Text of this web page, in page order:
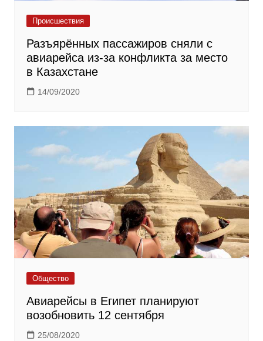
Происшествия
Разъярённых пассажиров сняли с
авиарейса из-за конфликта за место
в Казахстане
14/09/2020
Общество
Авиарейсы в Египет планируют
возобновить 12 сентября
25/08/2020